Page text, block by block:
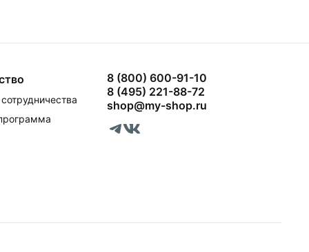
8 (800) 600-91-10
8 (495) 221-88-72
shop@my-shop.ru